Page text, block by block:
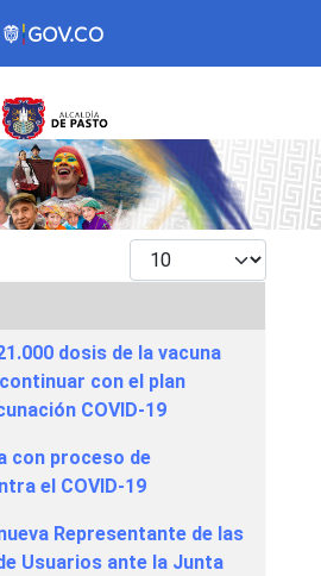
Mostrar #
dosis de la vacuna
con el plan
COVID-19
con proceso de
el COVID-19
Representante de las
Usuarios ante la Junta